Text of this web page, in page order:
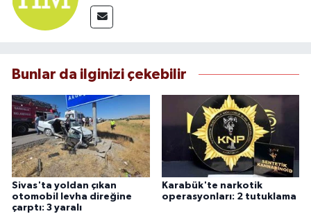
Bunlar da ilginizi çekebilir
Sivas'ta yoldan çıkan
otomobil levha direğine
çarptı: 3 yaralı
Karabük'te narkotik
operasyonları: 2 tutuklama